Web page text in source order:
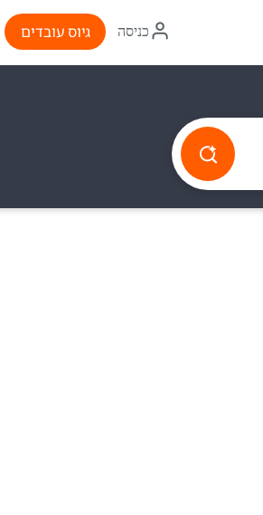
איקון
התחברות
כניסה גיוס עובדים